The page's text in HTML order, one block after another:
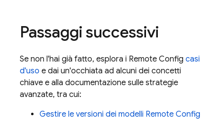
Passaggi successivi
Se non l'hai già fatto, esplora i Remote Config casi
d'uso e dai un'occhiata ad alcuni dei concetti
chiave e alla documentazione sulle strategie
avanzate, tra cui:
Gestire le versioni dei modelli Remote Config